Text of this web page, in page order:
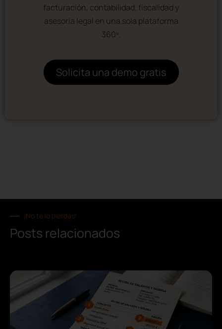
facturación, contabilidad, fiscalidad y
asesoría legal en una sola plataforma
360º.
Solicita una demo gratis
¡No te lo pierdas!
Posts relacionados